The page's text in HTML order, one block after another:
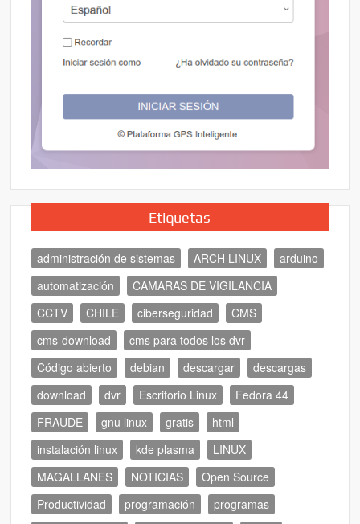
Etiquetas
administración de sistemas ARCH LINUX
arduino
automatización
CAMARAS DE VIGILANCIA
CCTV
CHILE ciberseguridad
CMS
cms-download
cms para todos los dvr
Código abierto
debian descargar
descargas
download
dvr Escritorio Linux
Fedora 44
FRAUDE
gnu linux gratis
html
instalación linux
kde plasma
LINUX
MAGALLANES
NOTICIAS
Open Source
Productividad
programación
programas